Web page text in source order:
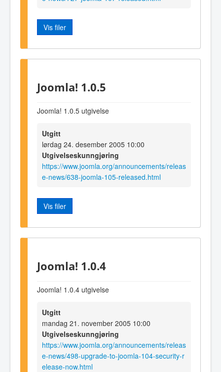
Vis filer
Joomla! 1.0.5
Joomla! 1.0.5 utgivelse
Utgitt
lørdag 24. desember 2005 10:00
Utgivelseskunngjøring
https://www.joomla.org/announcements/releas
e-news/638-joomla-105-released.html
Vis filer
Joomla! 1.0.4
Joomla! 1.0.4 utgivelse
Utgitt
mandag 21. november 2005 10:00
Utgivelseskunngjøring
https://www.joomla.org/announcements/releas
e-news/498-upgrade-to-joomla-104-security-r
elease-now.html